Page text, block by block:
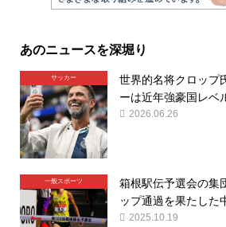
あのニュースを深堀り
サッカー
世界的名将クロップ
ーは近年強豪国レベ
2026.06.26
一般スポーツ
箱根駅伝予選会の
ップ通過を果たした
2025.10.19